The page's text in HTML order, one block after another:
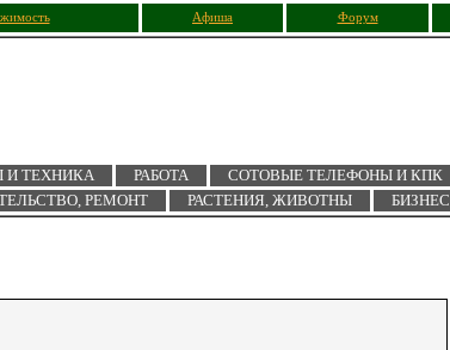
Афиша Форум
ТЕХНИКА РАБОТА СОТОВЫЕ ТЕЛЕФОНЫ И КПК
РЕМОНТ РАСТЕНИЯ, ЖИВОТНЫ БИЗНЕС